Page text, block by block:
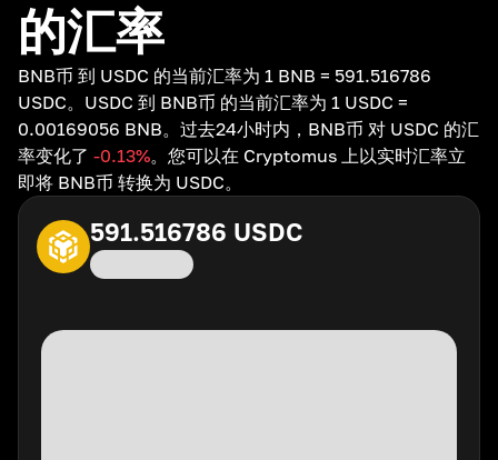
的汇率
BNB币 到 USDC 的当前汇率为 1 BNB = 591.516786
USDC。USDC 到 BNB币 的当前汇率为 1 USDC =
0.00169056 BNB。过去24小时内，BNB币 对 USDC 的汇
率变化了 -0.13%。您可以在 Cryptomus 上以实时汇率立
即将 BNB币 转换为 USDC。
591.516786 USDC